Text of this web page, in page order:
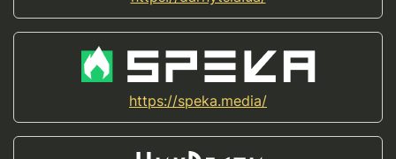
https://speka.media/